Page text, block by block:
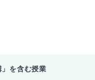
」を含む授業